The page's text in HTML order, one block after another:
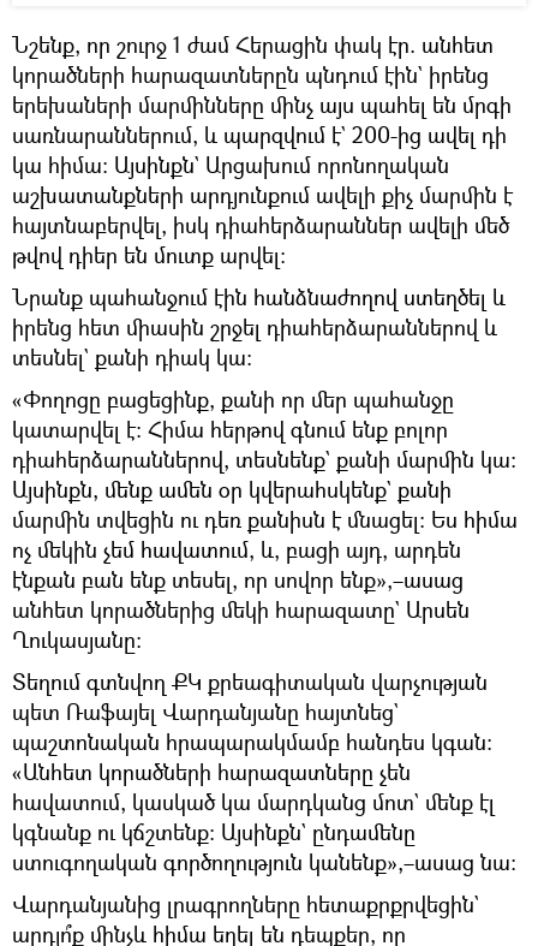
Նշենք, որ շուրջ 1 ժամ Հերացին փակ էր. անհետ
կորածների հարազատներըն պնդում էին` իրենց
երեխաների մարմինները մինչ այս պահել են մրգի
սառնարաններում, և պարզվում է` 200-ից ավել դի
կա հիմա։ Այսինքն` Արցախում որոնողական
աշխատանքների արդյունքում ավելի քիչ մարմին է
հայտնաբերվել, իսկ դիահերձարաններ ավելի մեծ
թվով դիեր են մուտք արվել։
Նրանք պահանջում էին հանձնաժողով ստեղծել և
իրենց հետ միասին շրջել դիահերձարաններով և
տեսնել` քանի դիակ կա։
«Փողոցը բացեցինք, քանի որ մեր պահանջը
կատարվել է։ Հիմա հերթով գնում ենք բոլոր
դիահերձարաններով, տեսնենք` քանի մարմին կա։
Այսինքն, մենք ամեն օր կվերահսկենք` քանի
մարմին տվեցին ու դեռ քանիսն է մնացել։ Ես հիմա
ոչ մեկին չեմ հավատում, և, բացի այդ, արդեն
էնքան բան ենք տեսել, որ սովոր ենք»,–ասաց
անհետ կորածներից մեկի հարազատը` Արսեն
Ղուկասյանը։
Տեղում գտնվող ՔԿ քրեագիտական վարչության
պետ Ռաֆայել Վարդանյանը հայտնեց`
պաշտոնական հրապարակմամբ հանդես կգան։
«Անհետ կորածների հարազատները չեն
հավատում, կասկած կա մարդկանց մոտ` մենք էլ
կգնանք ու կճշտենք։ Այսինքն` ընդամենը
ստուգողական գործողություն կանենք»,–ասաց նա։
Վարդանյանից լրագրողները հետաքրքրվեցին`
արդյո՞ք մինչև հիմա եղել են դեպքեր, որ